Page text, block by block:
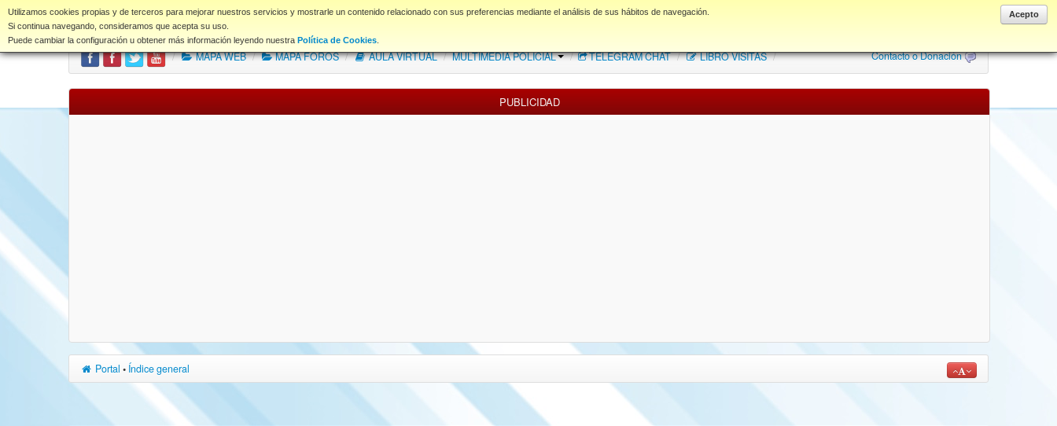
Acepto
Utilizamos cookies propias y de terceros para mejorar nuestros servicios y mostrarle un contenido relacionado con sus preferencias mediante el análisis de sus hábitos de navegación.
Si continua navegando, consideramos que acepta su uso.
Puede cambiar la configuración u obtener más información leyendo nuestra Política de Cookies
www.coet.es Portal Índice Foros FAQ NORMAS FORO Descargas
/ MAPA WEB / MAPA FOROS / AULA VIRTUAL / MULTIMEDIA POLICIAL / TELEGRAM CHAT / LIBRO VISITAS / Contacto o Donación
PUBLICIDAD
Portal • Índice general